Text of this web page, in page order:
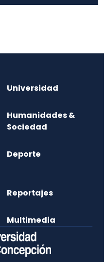
Universidad
Humanidades &
Sociedad
Deporte
Reportajes
Multimedia